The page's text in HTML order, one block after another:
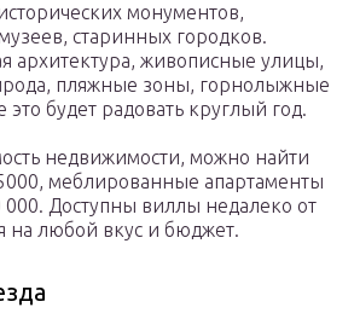
монументов,
старинных городков.
архитектура, живописные улицы,
пляжные зоны, горнолыжные
это будет радовать круглый год.
недвижимости, можно найти
меблированные апартаменты
000. Доступны виллы недалеко от
на любой вкус и бюджет.